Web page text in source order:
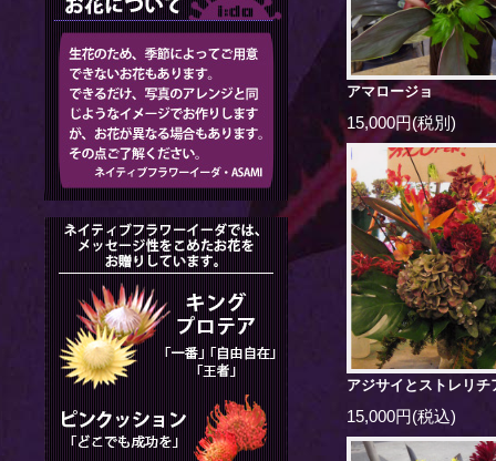
アマロージョ
15,000円(税別)
アジサイとストレリチ
15,000円(税込)